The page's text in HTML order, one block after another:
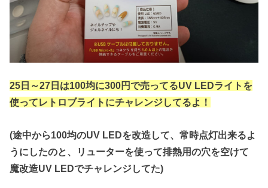
25日～27日は100均に300円で売ってるUV LEDライトを
使ってレトロブライトにチャレンジしてるよ！
(途中から100均のUV LEDを改造して、常時点灯出来るよ
うにしたのと、リューターを使って排熱用の穴を空けて
魔改造UV LEDでチャレンジしてた)